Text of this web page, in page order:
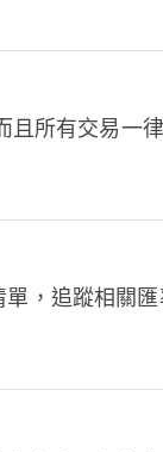
且所有交易一
，追蹤相關匯